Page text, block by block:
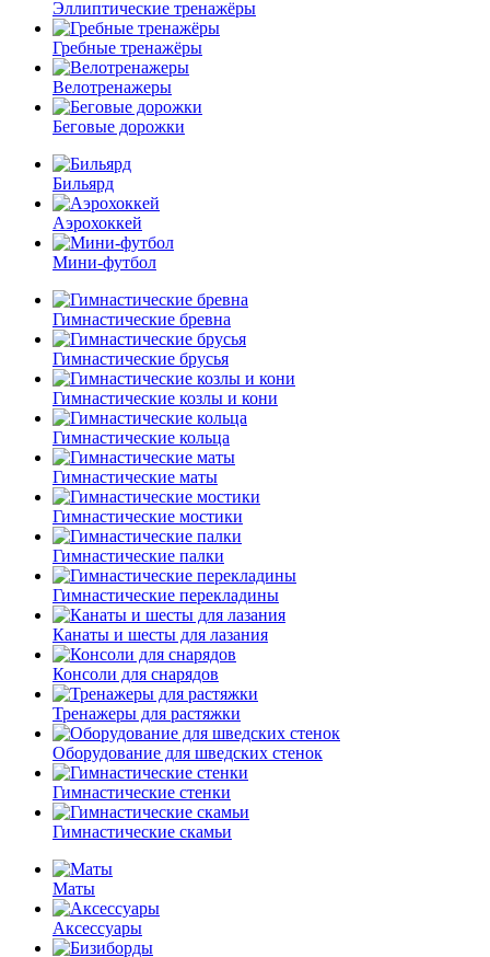
Эллиптические тренажёры
Гребные тренажёры
Велотренажеры
Беговые дорожки
Бильярд
Аэрохоккей
Мини-футбол
Гимнастические бревна
Гимнастические брусья
Гимнастические козлы и кони
Гимнастические кольца
Гимнастические маты
Гимнастические мостики
Гимнастические палки
Гимнастические перекладины
Канаты и шесты для лазания
Консоли для снарядов
Тренажеры для растяжки
Оборудование для шведских стенок
Гимнастические стенки
Гимнастические скамьи
Маты
Аксессуары